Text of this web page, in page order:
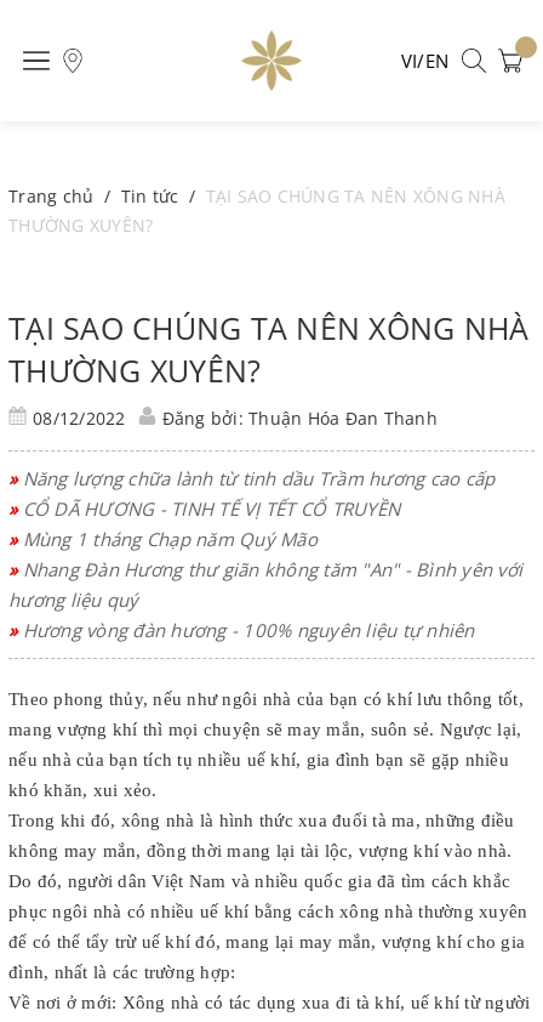
VI/EN
Trang chủ / Tin tức / TẠI SAO CHÚNG TA NÊN XÔNG NHÀ
THƯỜNG XUYÊN?
TẠI SAO CHÚNG TA NÊN XÔNG NHÀ
THƯỜNG XUYÊN?
08/12/2022 Đăng bởi: Thuận Hóa Đan Thanh
»Năng lượng chữa lành từ tinh dầu Trầm hương cao cấp
»CỔ DÃ HƯƠNG - TINH TẾ VỊ TẾT CỔ TRUYỀN
»Mùng 1 tháng Chạp năm Quý Mão
»Nhang Đàn Hương thư giãn không tăm "An" - Bình yên với
hương liệu quý
»Hương vòng đàn hương - 100% nguyên liệu tự nhiên
Theo phong thủy, nếu như ngôi nhà của bạn có khí lưu thông tốt,
mang vượng khí thì mọi chuyện sẽ may mắn, suôn sẻ. Ngược lại,
nếu nhà của bạn tích tụ nhiều uế khí, gia đình bạn sẽ gặp nhiều
khó khăn, xui xẻo.
Trong khi đó, xông nhà là hình thức xua đuổi tà ma, những điều
không may mắn, đồng thời mang lại tài lộc, vượng khí vào nhà.
Do đó, người dân Việt Nam và nhiều quốc gia đã tìm cách khắc
phục ngôi nhà có nhiều uế khí bằng cách xông nhà thường xuyên
để có thể tẩy trừ uế khí đó, mang lại may mắn, vượng khí cho gia
đình, nhất là các trường hợp:
Về nơi ở mới: Xông nhà có tác dụng xua đi tà khí, uế khí từ người